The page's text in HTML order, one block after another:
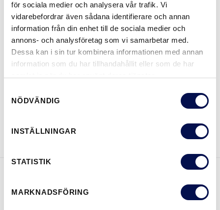
för sociala medier och analysera vår trafik. Vi
vidarebefordrar även sådana identifierare och annan
information från din enhet till de sociala medier och
annons- och analysföretag som vi samarbetar med.
Dessa kan i sin tur kombinera informationen med annan
information som du har tillhandahållit eller som de har
NÖDVÄNDIG
INSTÄLLNINGAR
STATISTIK
MARKNADSFÖRING
STORLEKAR
VAR KAN MAN KÖPA
LADDA NER BROSCHYR KONTAKTA OSS